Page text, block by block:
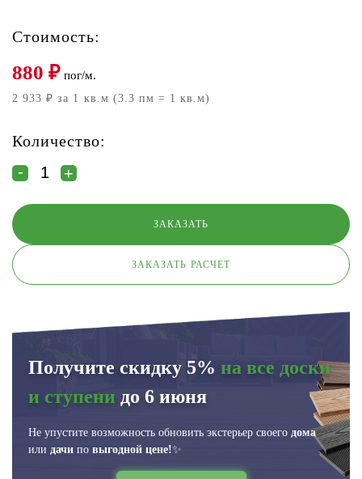
Стоимость:
880 ₽ пог/м.
2 933 ₽ за 1 кв.м (3.3 пм = 1 кв.м)
Количество:
ЗАКАЗАТЬ РАСЧЕТ
Получите скидку 5% на все доски
и ступени до 6 июня
Не упустите возможность обновить экстерьер своего дома
или дачи по выгодной цене!✨